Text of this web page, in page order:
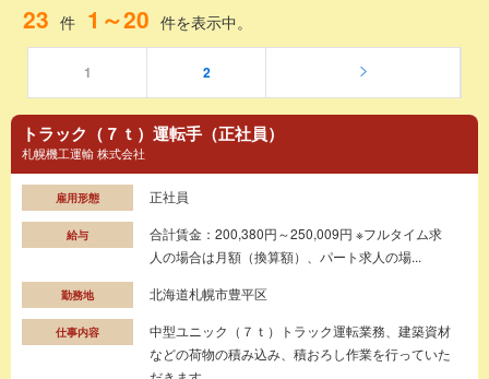
23 件 1～20 件を表示中。
1 2
トラック（７ｔ）運転手（正社員）
札幌機工運輸 株式会社
雇用形態 正社員
給与
合計賃金：200,380円～250,009円 ※フルタイム求
人の場合は月額（換算額）、パート求人の場...
勤務地 北海道札幌市豊平区
仕事内容
中型ユニック（７ｔ）トラック運転業務、建築資材
などの荷物の積み込み、積おろし作業を行っていた